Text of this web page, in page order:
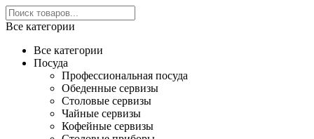
Все категории
Все категории
Посуда
Профессиональная посуда
Обеденные сервизы
Столовые сервизы
Чайные сервизы
Кофейные сервизы